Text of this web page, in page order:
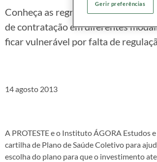
Conheça as regras de
de contratação em diferentes
ficar vulnerável por falta de
14 agosto 2013
A PROTESTE e o Instituto ÁGORA Estudos
cartilha de Plano de Saúde Coletivo para
escolha do plano para que o investimento
Gerir preferências